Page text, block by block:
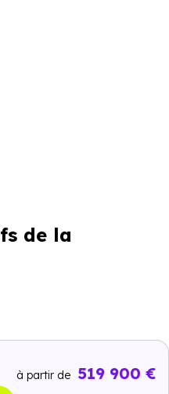
de la
à partir de 519 900 €